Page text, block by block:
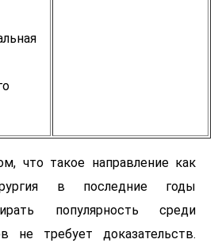
что такое направление как
в последние годы
популярность среди
не требует доказательств.